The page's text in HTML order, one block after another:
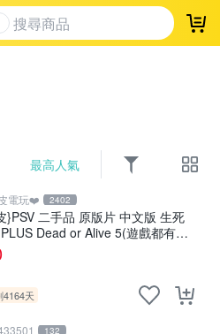
登
最高人氣
電玩❤️ 2402
}PSV 二手品 原版片 中文版 生死
Dead or Alive 5(遊戲都有回
4164天
132